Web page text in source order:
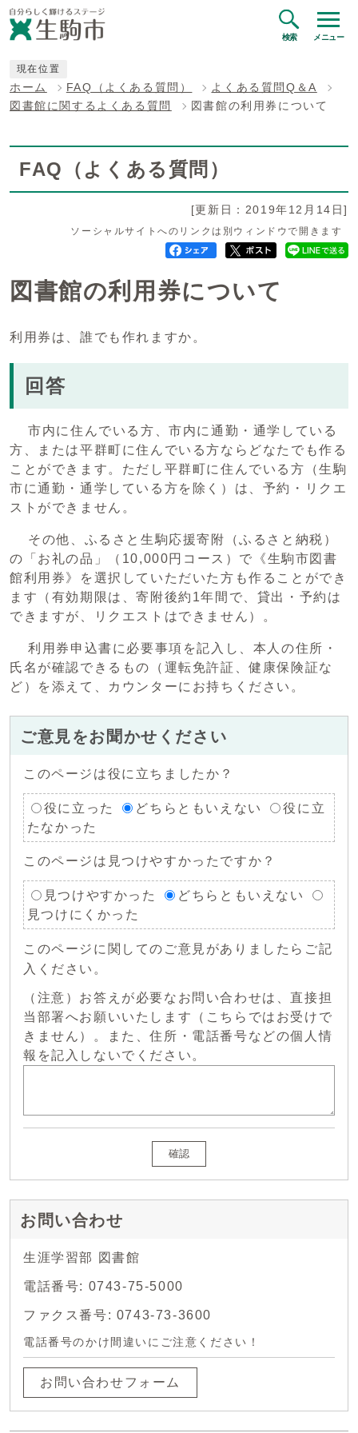
検索 メニュー
現在位置
ホーム FAQ（よくある質問）
よくある質問Q＆A
図書館に関するよくある質問
図書館の利用券について
FAQ（よくある質問）
[更新日：2019年12月14日]
ソーシャルサイトへのリンクは別ウィンドウで開きます
図書館の利用券について
利用券は、誰でも作れますか。
回答
市内に住んでいる方、市内に通勤・通学している
方、または平群町に住んでいる方ならどなたでも作る
ことができます。ただし平群町に住んでいる方（生駒
市に通勤・通学している方を除く）は、予約・リクエ
ストができません。
その他、ふるさと生駒応援寄附（ふるさと納税）
の「お礼の品」（10,000円コース）で《生駒市図書
館利用券》を選択していただいた方も作ることができ
ます（有効期限は、寄附後約1年間で、貸出・予約は
できますが、リクエストはできません）。
利用券申込書に必要事項を記入し、本人の住所・
氏名が確認できるもの（運転免許証、健康保険証な
ど）を添えて、カウンターにお持ちください。
ご意見をお聞かせください
このページは役に立ちましたか？
役に立った どちらともいえない
役に立
たなかった
このページは見つけやすかったですか？
見つけやすかった
どちらともいえない
見つけにくかった
このページに関してのご意見がありましたらご記
入ください。
（注意）お答えが必要なお問い合わせは、直接担
当部署へお願いいたします（こちらではお受けで
きません）。また、住所・電話番号などの個人情
報を記入しないでください。
確認
お問い合わせ
生涯学習部 図書館
電話番号: 0743-75-5000
ファクス番号: 0743-73-3600
電話番号のかけ間違いにご注意ください！
お問い合わせフォーム